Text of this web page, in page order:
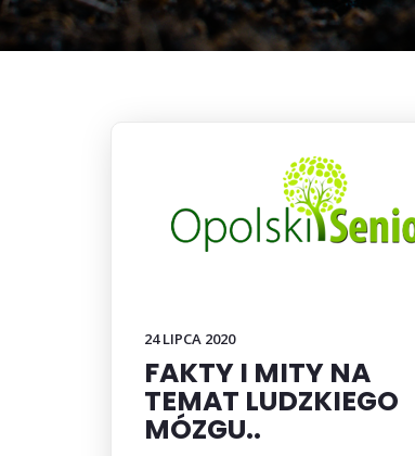
24 LIPCA 2020
FAKTY I MITY NA
TEMAT LUDZKIEGO
MÓZGU..